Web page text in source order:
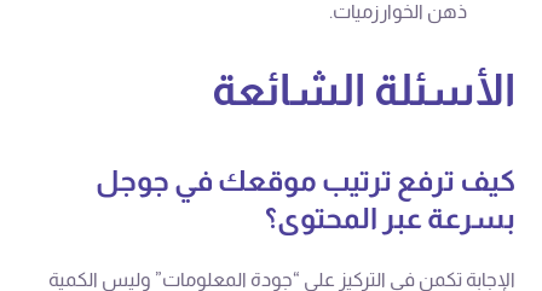
ذهن الخوارزميات.
الأسئلة الشائعة
كيف ترفع ترتيب موقعك في جوجل
بسرعة عبر المحتوى؟
الإجابة تكمن في التركيز على “جودة المعلومات” وليس الكمية